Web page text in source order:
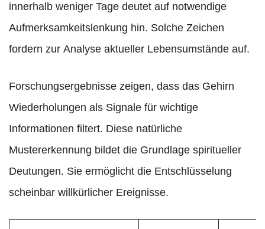
innerhalb weniger Tage deutet auf notwendige
Aufmerksamkeitslenkung hin. Solche Zeichen
fordern zur Analyse aktueller Lebensumstände auf.
Forschungsergebnisse zeigen, dass das Gehirn
Wiederholungen als Signale für wichtige
Informationen filtert. Diese natürliche
Mustererkennung bildet die Grundlage spiritueller
Deutungen. Sie ermöglicht die Entschlüsselung
scheinbar willkürlicher Ereignisse.